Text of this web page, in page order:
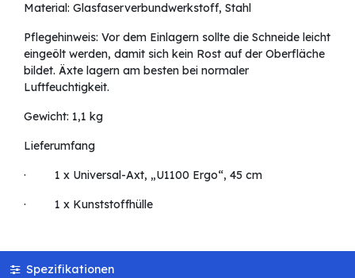
Material: Glasfaserverbundwerkstoff, Stahl
Pflegehinweis: Vor dem Einlagern sollte die Schneide leicht
eingeölt werden, damit sich kein Rost auf der Oberfläche
bildet. Äxte lagern am besten bei normaler
Luftfeuchtigkeit.
Gewicht: 1,1 kg
Lieferumfang
· 1 x Universal-Axt, „U1100 Ergo“, 45 cm
· 1 x Kunststoffhülle
Spezifikationen